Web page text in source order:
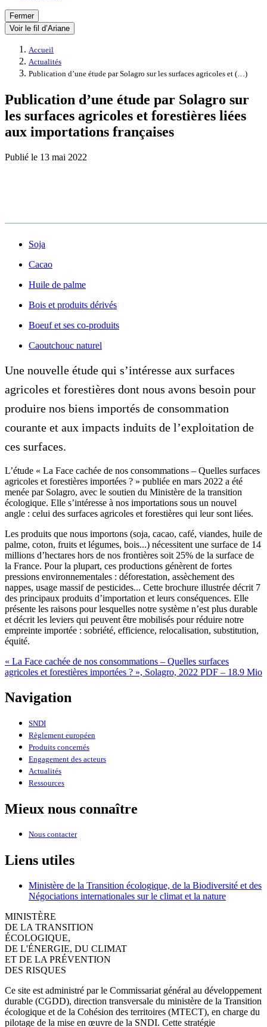
Fermer
Voir le fil d’Ariane
Accueil
Actualités
Publication d’une étude par Solagro sur les surfaces agricoles et (…)
Publication d’une étude par Solagro sur
les surfaces agricoles et forestières liées
aux importations françaises
Publié le 13 mai 2022
Soja
Cacao
Huile de palme
Bois et produits dérivés
Boeuf et ses co-produits
Caoutchouc naturel
Une nouvelle étude qui s’intéresse aux surfaces
agricoles et forestières dont nous avons besoin pour
produire nos biens importés de consommation
courante et aux impacts induits de l’exploitation de
ces surfaces.
L’étude « La Face cachée de nos consommations – Quelles surfaces
agricoles et forestières importées ? » publiée en mars 2022 a été
menée par Solagro, avec le soutien du Ministère de la transition
écologique. Elle s’intéresse à nos importations sous un nouvel
angle : celui des surfaces agricoles et forestières qui leur sont liées.
Les produits que nous importons (soja, cacao, café, viandes, huile de
palme, coton, fruits et légumes, bois...) nécessitent une surface de 14
millions d’hectares hors de nos frontières soit 25% de la surface de
la France. Pour la plupart, ces productions génèrent de fortes
pressions environnementales : déforestation, assèchement des
nappes, usage massif de pesticides... Cette brochure illustrée décrit 7
des principaux produits d’importation et leurs conséquences. Elle
présente les raisons pour lesquelles notre système n’est plus durable
et décrit les leviers qui peuvent être mobilisés pour réduire notre
empreinte importée : sobriété, efficience, relocalisation, substitution,
équité.
« La Face cachée de nos consommations – Quelles surfaces
agricoles et forestières importées ? », Solagro, 2022 PDF – 18.9 Mio
Navigation
SNDI
Règlement européen
Produits concernés
Engagement des acteurs
Actualités
Ressources
Mieux nous connaître
Nous contacter
Liens utiles
Ministère de la Transition écologique, de la Biodiversité et des
Négociations internationales sur le climat et la nature
MINISTÈRE
DE LA TRANSITION
ÉCOLOGIQUE,
DE L'ÉNERGIE, DU CLIMAT
ET DE LA PRÉVENTION
DES RISQUES
Ce site est administré par le Commissariat général au développement
durable (CGDD), direction transversale du ministère de la Transition
écologique et de la Cohésion des territoires (MTECT), en charge du
pilotage de la mise en œuvre de la SNDI. Cette stratégie